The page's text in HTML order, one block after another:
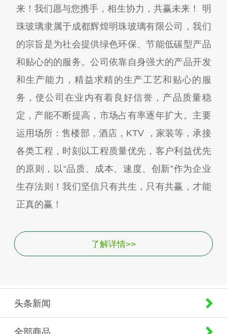
来！我们愿与您携手，相生协力，共赢未来！ 明
珠玻璃隶属于成都辉煌明珠玻璃有限公司，我们
的宗旨是为社会提供绿色环保、节能低碳型产品
和贴心的的服务。公司依靠自身强大的产品开发
和生产能力，精益求精的生产工艺和贴心的服
务，使公司在业内有着良好信誉，产品质量稳
定，产能不断提高，市场占有率逐年扩大。主要
运用场所：售楼部，酒店，KTV ，家装等，承接
各类工程，时刻以工程质量优先，客户利益优先
的原则，以“品质、成本、速度、创新”作为企业
生存法则！我们坚信只有共生，只有共赢，才能
正真的赢！
了解详情>>
头条新闻
全部商品